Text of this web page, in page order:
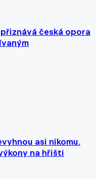
česká opora
asi nikomu.
na hřišti